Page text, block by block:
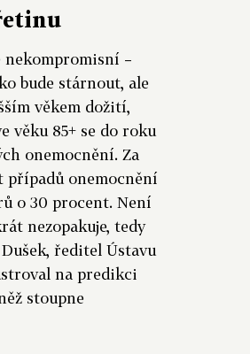
–
bude stárnout, ale
věkem dožití,
věku 85+ se do roku
onemocnění. Za
případů onemocnění
o 30 procent. Není
nezopakuje, tedy
ředitel Ústavu
na predikci
stoupne